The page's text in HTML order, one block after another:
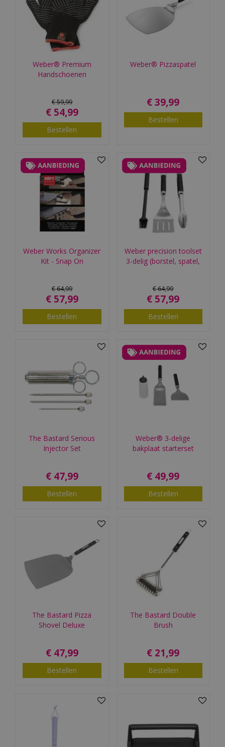
Weber® Premium
Handschoenen
€59,99
€ 54,99
Bestellen
Weber® Pizzaspatel
€ 39,99
Bestellen
Weber Works Organizer
Kit - Snap On
€64,99
€ 57,99
Bestellen
Weber precision toolset
3-delig (borstel, spatel,
€64,99
€ 57,99
Bestellen
The Bastard Serious
Injector Set
€ 47,99
Bestellen
Weber® 3-delige
bakplaat starterset
€ 49,99
Bestellen
The Bastard Pizza
Shovel Deluxe
€ 47,99
Bestellen
The Bastard Double
Brush
€ 21,99
Bestellen